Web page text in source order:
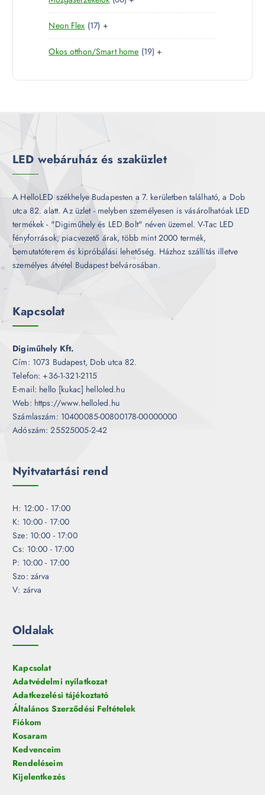
é
k
m
k
e
m
0
e
r
é
Neon Flex 171
7
t
r
+
Okos otthon/Smart home 191
t
+
LED webáruház és szaküzlet
A HelloLED székhelye Budapesten a 7. kerületben található, a Dob
utca 82. alatt. Az üzlet - melyben személyesen is vásárolhatóak LED
termékek - "Digiműhely és LED Bolt" néven üzemel. V-Tac LED
fényforrások, piacvezető árak, több mint 2000 termék,
bemutatóterem és kipróbálási lehetőség. Házhoz szállítás illetve
személyes átvétel Budapest belvárosában.
Kapcsolat
Digiműhely Kft.
Cím: 1073 Budapest, Dob utca 82.
Telefon: +36-1-321-2115
E-mail: hello [kukac] helloled.hu
Web: https://www.helloled.hu
Számlaszám: 10400085-00800178-00000000
Adószám: 25525005-2-42
Nyitvatartási rend
H: 12:00 - 17:00
K: 10:00 - 17:00
Sze: 10:00 - 17:00
Cs: 10:00 - 17:00
P: 10:00 - 17:00
Szo: zárva
V: zárva
Oldalak
Kapcsolat
Adatvédelmi nyilatkozat
Adatkezelési tájékoztató
Általános Szerződési Feltételek
Fiókom
Kosaram
Kedvenceim
Rendeléseim
Kijelentkezés